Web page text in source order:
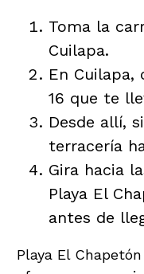
Toma la
Cuilapa.
En Cuilapa,
16 que te
Desde allí,
terracería
Gira hacia
Playa El
antes de
Playa El